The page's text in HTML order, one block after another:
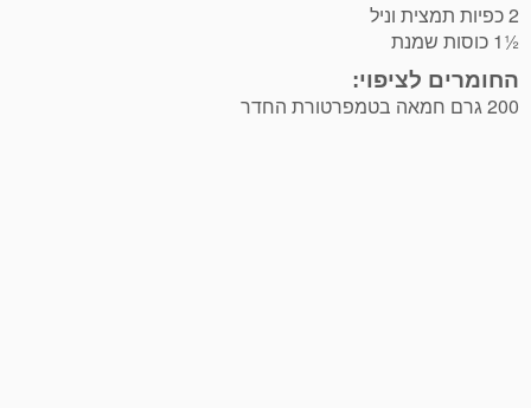
2 כפיות תמצית וניל
½1 כוסות שמנת
החומרים לציפוי:
200 גרם חמאה בטמפרטורת החדר